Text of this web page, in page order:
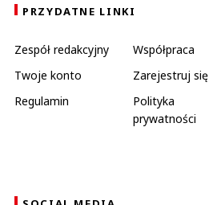
PRZYDATNE LINKI
Zespół redakcyjny Współpraca
Twoje konto
Zarejestruj się
Regulamin
Polityka
prywatności